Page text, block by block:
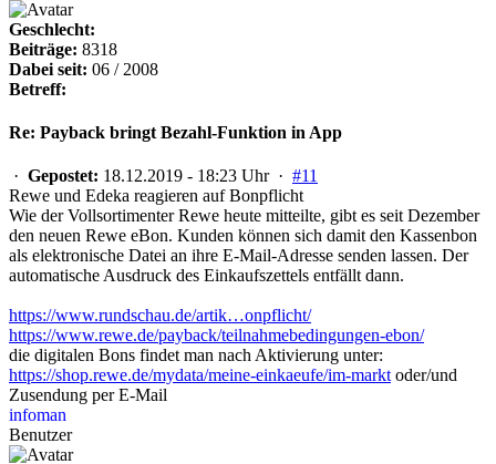
Geschlecht:
Beiträge: 8318
Dabei seit: 06 / 2008
Betreff:
Re: Payback bringt Bezahl-Funktion in App
· Gepostet: 18.12.2019 - 18:23 Uhr · #11
Rewe und Edeka reagieren auf Bonpflicht
Wie der Vollsortimenter Rewe heute mitteilte, gibt es seit Dezember
den neuen Rewe eBon. Kunden können sich damit den Kassenbon
als elektronische Datei an ihre E-Mail-Adresse senden lassen. Der
automatische Ausdruck des Einkaufszettels entfällt dann.
https://www.rundschau.de/artik…onpflicht/
https://www.rewe.de/payback/teilnahmebedingungen-ebon/
die digitalen Bons findet man nach Aktivierung unter:
https://shop.rewe.de/mydata/meine-einkaeufe/im-marktoder/und
Zusendung per E-Mail
infoman
Benutzer